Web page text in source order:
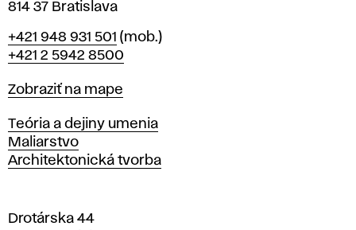
r
a
i
l
a
v
814 37 Bratislava
Telefón
+421 948 931 501 (mob.)
+421 2 5942 8500
Mapa
Zobraziť na mape
Katedry
Teória a dejiny umenia
Maliarstvo
Architektonická tvorba
Drotárska 44